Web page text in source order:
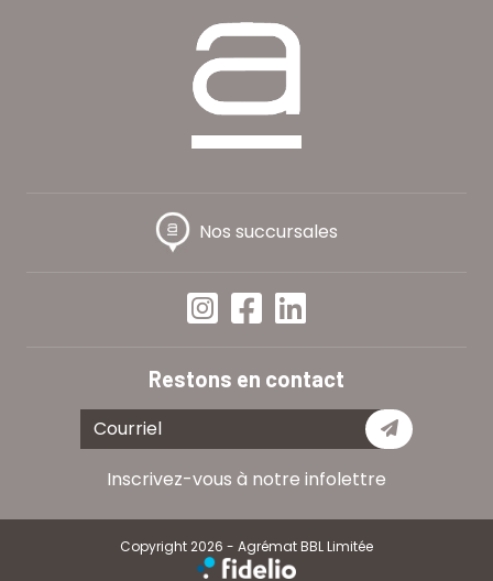
Nos succursales
Restons en contact
Je
Inscrivez-vous à notre infolettre
Copyright 2026 - Agrémat BBL Limitée